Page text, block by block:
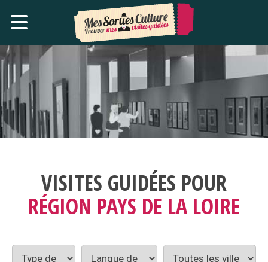
VISITES GUIDÉES POUR
RÉGION PAYS DE LA LOIRE